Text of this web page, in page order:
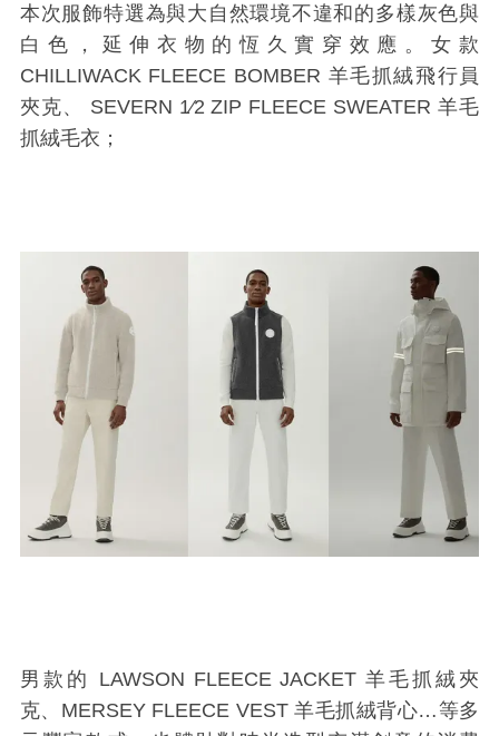
本次服飾特選為與大自然環境不違和的多樣灰色與
白色，延伸衣物的恆久實穿效應。女款
CHILLIWACK FLEECE BOMBER 羊毛抓絨飛行員
夾克、 SEVERN 1⁄2 ZIP FLEECE SWEATER 羊毛
抓絨毛衣；
男款的 LAWSON FLEECE JACKET 羊毛抓絨夾
克、MERSEY FLEECE VEST 羊毛抓絨背心…等多